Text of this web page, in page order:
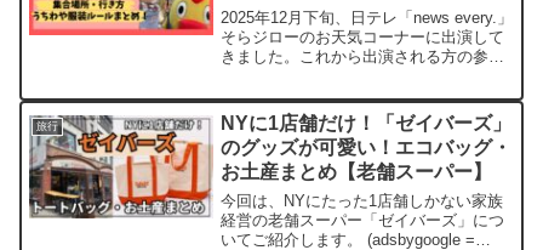
2025年12月下旬、日テレ「news every.」
そらジローのお天気コーナーに出演して
きました。これから出演される方の参考
す。 (adsbygoogle = window.adsbygoogle
||...
旅行
NYに1店舗だけ！「ゼイバーズ」
のグッズが可愛い！エコバッグ・
お土産まとめ【老舗スーパー】
今回は、NYにたった1店舗しかない家族
経営の老舗スーパー「ゼイバーズ」につ
いてご紹介します。 (adsbygoogle =